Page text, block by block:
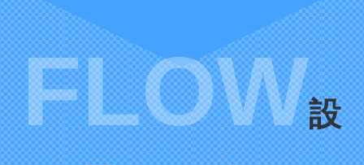
設